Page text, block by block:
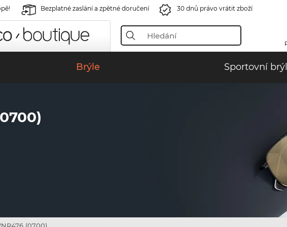
Bezplatné zaslání a zpětné doručení 30 dnů právo vrátit zboží
Brýle Sportovní